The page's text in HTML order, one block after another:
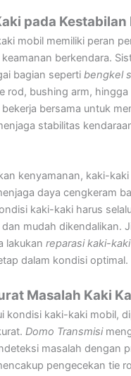
pada Kestabilan
mobil memiliki peran
berkendara.
bagian seperti bengkel
rod, bushing arm, hingga
bersama untuk
stabilitas
kenyamanan, kaki-
daya cengkeram
kaki-kaki harus
mudah dikendalikan.
lakukan reparasi kaki-
dalam kondisi optimal.
Masalah Kaki
kondisi kaki-kaki mobil,
Domo Transmisi
masalah dengan
pengecekan tie